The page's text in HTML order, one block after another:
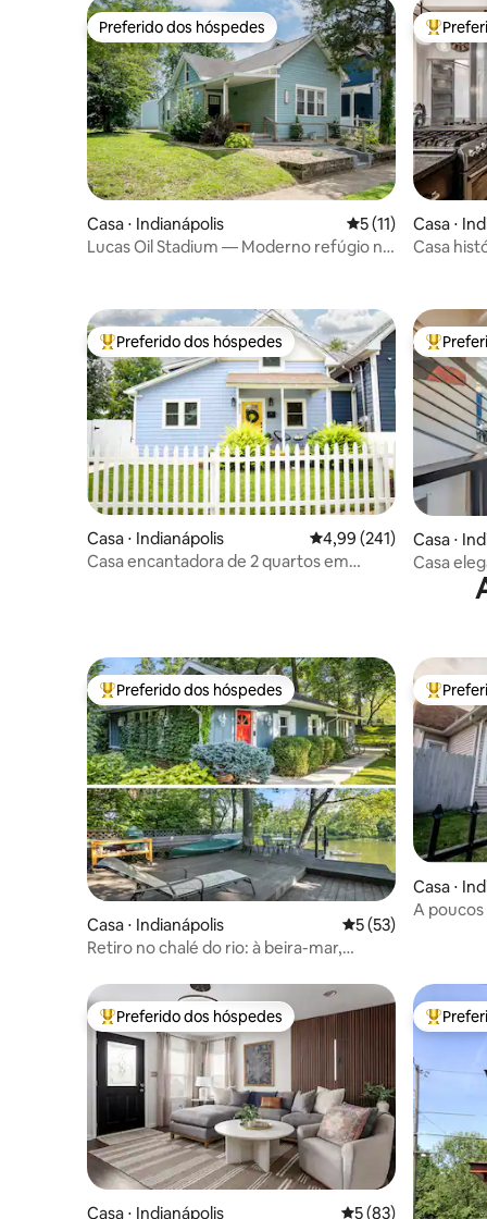
Preferido dos hóspedes
Preferido dos hóspedes
Casa ⋅ Indianápolis 5 de uma
5 (11)
Lucas Oil Stadium — Moderno refúgio no
Entre
Casa ⋅
Casa
Entre os melhores preferidos dos hóspedes
Preferido dos hóspedes
Casa ⋅ Indianápolis 4,99 de uma avaliação
4,99 (241)
Casa encantadora de 2 quartos em
Entre
Casa ⋅
Casa
Entre os melhores preferidos dos hóspedes
Preferido dos hóspedes
Casa ⋅ Indianápolis 5 de uma avaliação
5 (53)
Retiro no chalé do rio: à beira-mar,
Entre
Casa ⋅
A poucos
Entre os melhores preferidos dos hóspedes
Preferido dos hóspedes
Casa ⋅ Indianápolis 5 de uma
5 (83)
Entre os